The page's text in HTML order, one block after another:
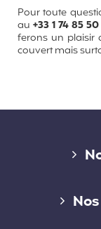
Pour toute
au +33 1 74 85
ferons un plaisir
couvert mais